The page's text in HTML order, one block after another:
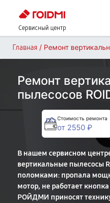
Сервисный центр
Главная / Ремонт
Ремонт
пылесосов
Стоимость ремонта
от 2550 ₽
В нашем сервисном
вертикальные пылесосы
поломками: пропала
мотор, не работает
РОЙДМИ приносят